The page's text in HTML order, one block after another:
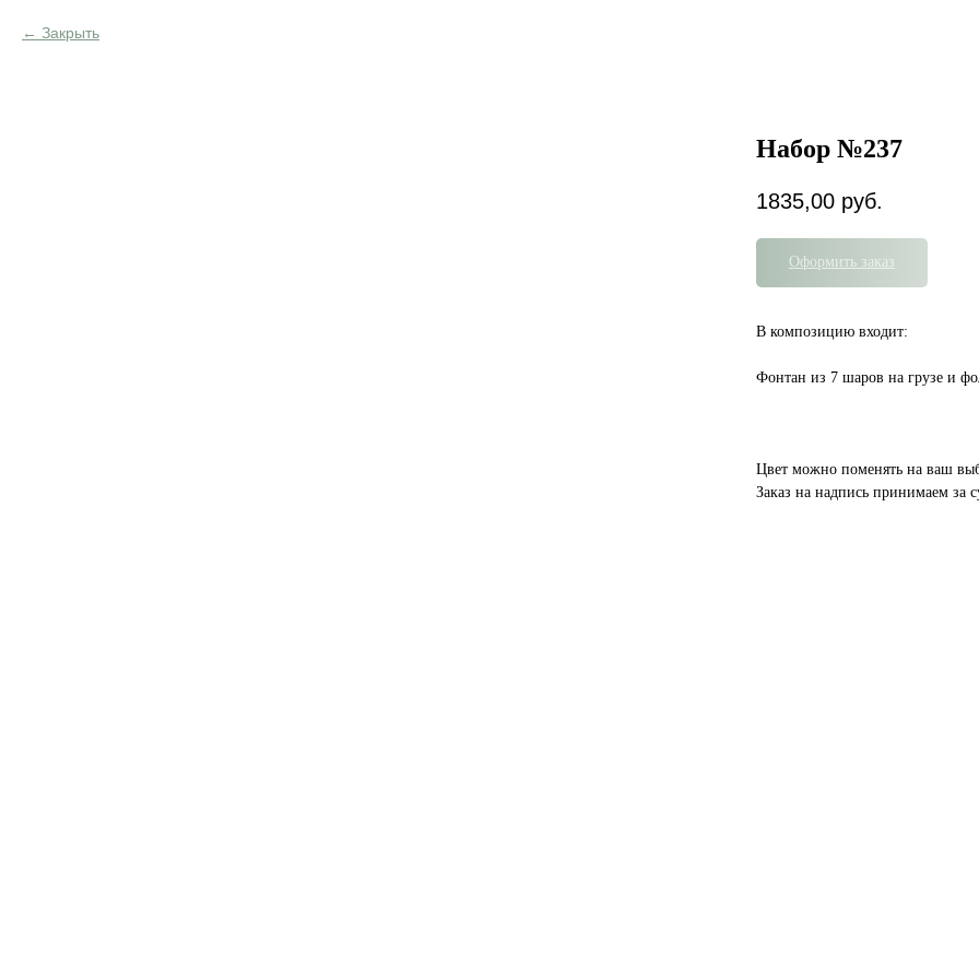
Закрыть
Набор №237
1835,00 руб.
Оформить заказ
В композицию входит:
Фонтан из 7 шаров на грузе и
Цвет можно поменять на ваш
Заказ на надпись принимаем за